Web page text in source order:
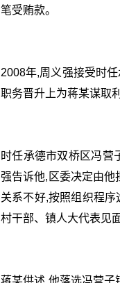
笔受贿款。
2008年,周义强接受时
职务晋升上为蒋某谋取
时任承德市双桥区冯营
强告诉他,区委决定由他
关系不好,按照组织程
村干部、镇人大代表见
蒋某供述,他落选冯营子